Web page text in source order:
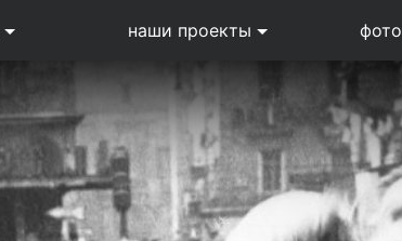
наши проекты фото